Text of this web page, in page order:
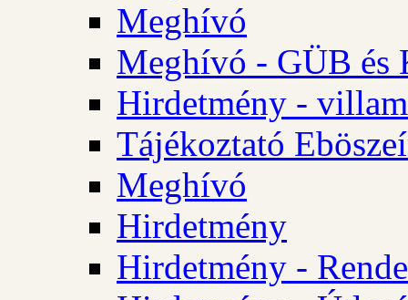
Meghívó
Meghívó - GÜB és
Hirdetmény -
Tájékoztató
Meghívó
Hirdetmény
Hirdetmény -